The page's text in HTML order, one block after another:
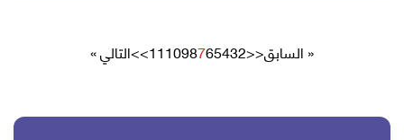
« السابق<<
2
3
4
5
6
7
8
9
10
11
>>التالي »